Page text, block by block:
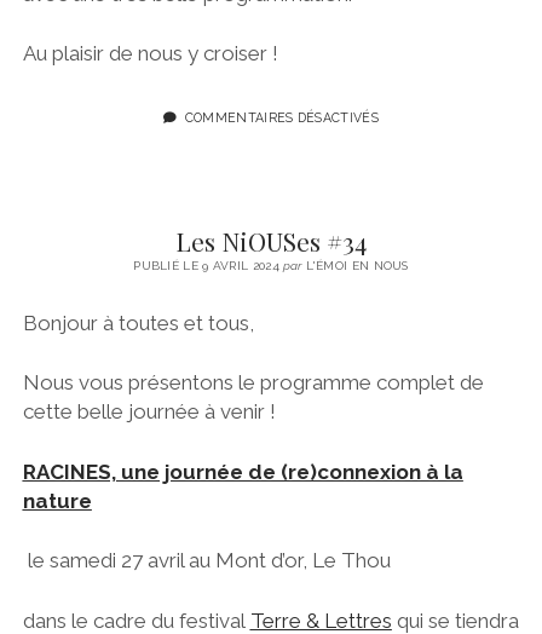
Au plaisir de nous y croiser !
COMMENTAIRES DÉSACTIVÉS
Les NiOUSes #34
PUBLIÉ LE 9 AVRIL 2024parL'ÉMOI EN NOUS
Bonjour à toutes et tous,
Nous vous présentons le programme complet de
cette belle journée à venir !
RACINES, une journée de (re)connexion à la
nature
le samedi 27 avril au Mont d’or, Le Thou
dans le cadre du festival Terre & Lettres qui se tiendra